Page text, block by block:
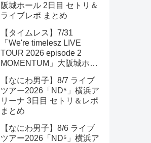
阪城ホール 2日目 セトリ＆
ライブレポ まとめ
【タイムレス】7/31
「We're timelesz LIVE
TOUR 2026 episode 2
MOMENTUM」大阪城ホー
【なにわ男子】8/7 ライブ
ツアー2026「ND⁵」横浜ア
リーナ 3日目 セトリ＆レポ
まとめ
【なにわ男子】8/6 ライブ
ツアー2026「ND⁵」横浜ア